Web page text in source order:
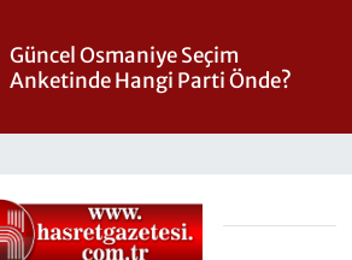
Güncel Osmaniye Seçim
Anketinde Hangi Parti Önde?